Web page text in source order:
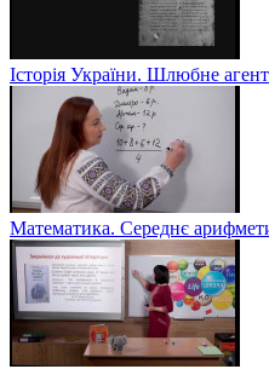
Історія України. Шлюбне
Математика. Середнє